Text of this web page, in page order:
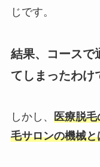
じです。
結果、コースで
てしまったわけ
しかし、 医療脱毛
毛サロンの機械